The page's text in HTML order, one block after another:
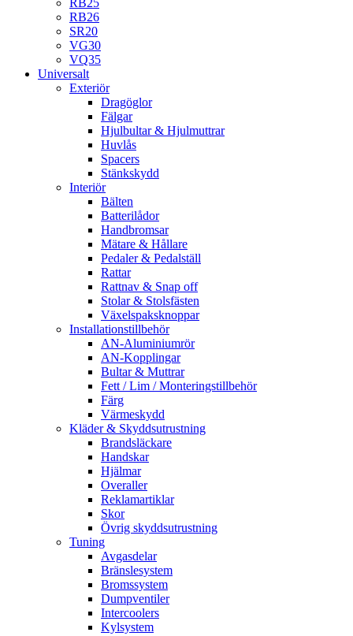
RB25
RB26
SR20
VG30
VQ35
Universalt
Exteriör
Dragöglor
Fälgar
Hjulbultar & Hjulmuttrar
Huvlås
Spacers
Stänkskydd
Interiör
Bälten
Batterilådor
Handbromsar
Mätare & Hållare
Pedaler & Pedalställ
Rattar
Rattnav & Snap off
Stolar & Stolsfästen
Växelspaksknoppar
Installationstillbehör
AN-Aluminiumrör
AN-Kopplingar
Bultar & Muttrar
Fett / Lim / Monteringstillbehör
Färg
Värmeskydd
Kläder & Skyddsutrustning
Brandsläckare
Handskar
Hjälmar
Overaller
Reklamartiklar
Skor
Övrig skyddsutrustning
Tuning
Avgasdelar
Bränslesystem
Bromssystem
Dumpventiler
Intercoolers
Kylsystem